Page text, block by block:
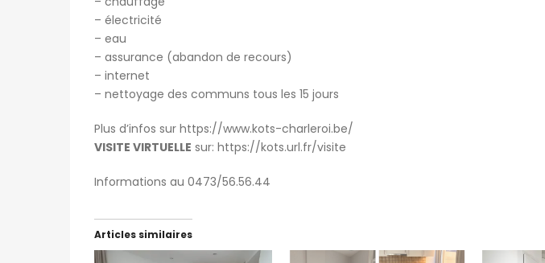
– électricité
– eau
– assurance (abandon de recours)
– internet
– nettoyage des communs tous les 15 jours
Plus d’infos sur https://www.kots-charleroi.be/
VISITE VIRTUELLE sur: https://kots.url.fr/visite
Informations au 0473/56.56.44
Articles similaires
302, 6061 Charleroi, Belgique Rue du Vieux Mayeur 1, 4000 Liège, Belgique Rue de la Cure